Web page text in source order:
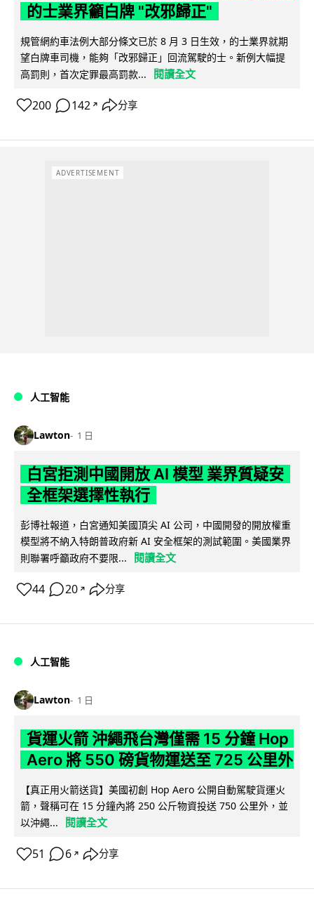
的士業界籲白牌 "改邪歸正"
規管網約車法例大部分條文已於 8 月 3 日生效，的士業界就期
望白牌車司機，能夠「改邪歸正」回流駕駛的士。新例大幅提
高罰則，首次定罪最高罰款...
閱讀全文
200 142 ↗ 分享
ADVERTISEMENT
人工智能
Lawton 1 日
白宮拒測中國開放 AI 模型 業界質疑安
全框架選擇性執行
彭博社報道，白宮通知美國頂尖 AI 公司，中國開發的開放權重
模型將不納入特朗普政府新 AI 安全框架的測試範圍。美國業界
則聯署呼籲政府不要限...
閱讀全文
44 20 ↗ 分享
人工智能
Lawton 1 日
貨運火箭 沖繩飛台灣僅需 15 分鐘 Hop
Aero 將 550 磅貨物運送至 725 公里外
【真正用火箭送貨】美國初創 Hop Aero 公開自動駕駛貨運火
箭，聲稱可在 15 分鐘內將 250 公斤物資投送 750 公里外，並
以沖繩...
閱讀全文
51 6 ↗ 分享